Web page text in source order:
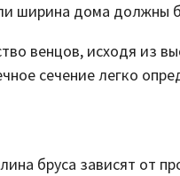
ширина дома должны
венцов, исходя из
сечение легко
бруса зависят от